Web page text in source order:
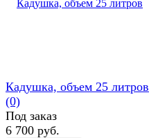
Кадушка, объем 25 литров
(0)
Под заказ
6 700 руб.